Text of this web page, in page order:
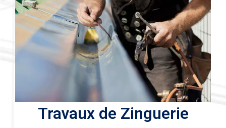
Travaux de Zinguerie